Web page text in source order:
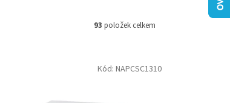
93 položek celkem
Kód: NAPCSC1310